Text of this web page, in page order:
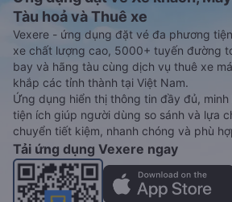
Sau khi thanh toán vé xe khách Ea Kar -
Bình Định thành công, Vexere sẽ gửi tin
thành công đến số điện thoại/email mà
ký. Đến ngày đi, quý khách vui lòng có
30 phút giờ khởi hành để chuẩn bị lên
trạng vé xe đi Vân Canh - Bình Định từ
đặt, quý khách vui lòng truy cậphttps://
VN/booking/ticketinfo
Xem hướng dẫn chi tiết, minh họa bằng
Đặt vé xe Tết 2027 từ Ea